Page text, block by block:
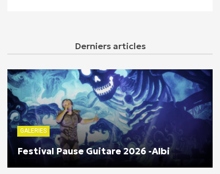
Derniers articles
GALERIES
Festival Pause Guitare 2026 -Albi